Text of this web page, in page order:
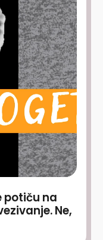
potiču na
Ne,